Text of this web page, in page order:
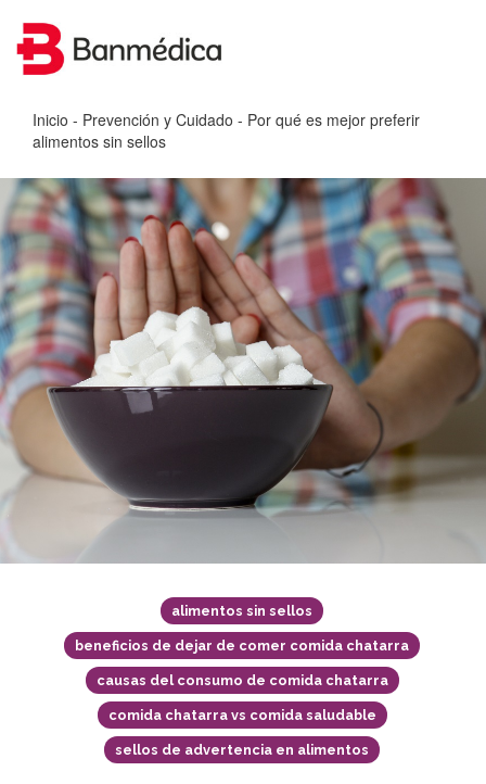
Inicio - Prevención y Cuidado - Por qué es mejor preferir
alimentos sin sellos
alimentos sin sellos
beneficios de dejar de comer comida chatarra
causas del consumo de comida chatarra
comida chatarra vs comida saludable
sellos de advertencia en alimentos